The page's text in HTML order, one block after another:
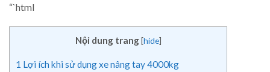
“`html
Nội dung trang [hide]
1 Lợi ích khi sử dụng xe nâng tay 4000kg